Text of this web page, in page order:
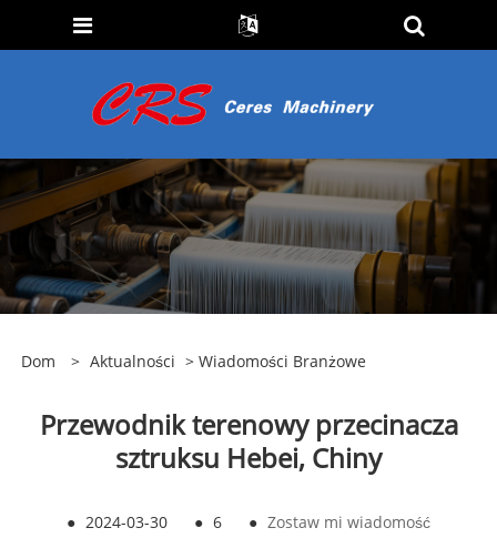
Dom > Aktualności > Wiadomości Branżowe
Przewodnik terenowy przecinacza
sztruksu Hebei, Chiny
● 2024-03-30 ● 6 ● Zostaw mi wiadomość